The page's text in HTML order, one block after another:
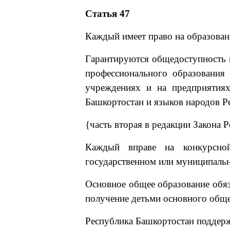
Статья 47
Каждый имеет право на
Гарантируются
профессионального
учреждениях и на
Башкортостан и языков народов
{часть вторая в редакции
Каждый вправе на
государственном или
Основное общее образование
получение детьми основного
Республика Башкортостан